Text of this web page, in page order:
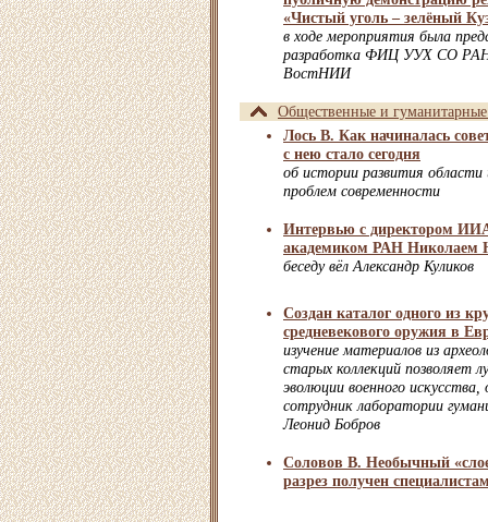
«Чистый уголь – зелёный
в ходе мероприятия была
разработка ФИЦ УУХ СО РАН
ВостНИИ
Общественные и
Лось В. Как начиналась
с нею стало сегодня
об истории развития области
проблем современности
Интервью с директором
академиком РАН Николаем
беседу вёл Александр Куликов
Создан каталог одного из
средневекового оружия в
изучение материалов из
старых коллекций позволяет
эволюции военного
сотрудник лаборатории
Леонид Бобров
Соловов В. Необычный
разрез получен